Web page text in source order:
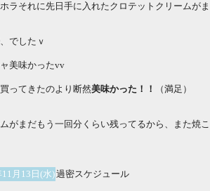
ラそれに先日手に入れたクロテットクリームが
、でしたｖ
美味かったvv
ってきたのより断然美味かった！！ （満足）
がまだもう一回分くらい残ってるから、また焼
月13日(水)過密スケジュール